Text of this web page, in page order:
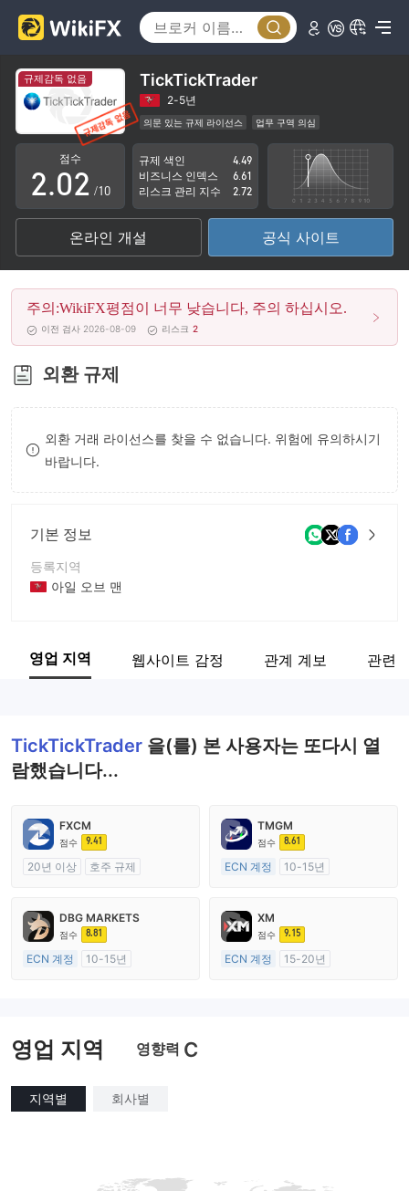
규제감독 없음 TickTickTrader
2-5년
의문 있는 규제 라이선스
업무 구역 의심
잠재적 위험성이 높음
점수
0
1
2
3
4
5
6
7
8
9
.0
1
2
3
4
5
6
7
8
0
1
2
3
4
5
6
7
8
9
/10
규제 색인
4.49
비즈니스 인덱스
6.61
리스크 관리 지수
2.72
온라인 개설 공식 사이트
주의:WikiFX평점이 너무 낮습니다, 주의 하십시오.
이전 검사 2026-08-09 리스크 2
외환 규제
외환 거래 라이선스를 찾을 수 없습니다. 위험에 유의하시기
바랍니다.
기본 정보
등록지역
아일 오브 맨
회사 전체 이름
영업 지역 웹사이트 감정 관계 계보 관련
TickTickTrader 을(를) 본 사용자는 또다시 열
람했습니다...
FXCM
점수 9.41
20년 이상
호주 규제
마스터 레이블 MT4
TMGM
점수 8.61
ECN 계정
10-15년
외환 거래 라이선스 (MM)
마스터 레이블 MT4
DBG MARKETS
점수 8.81
ECN 계정
10-15년
XM
점수 9.15
ECN 계정
15-20년
영업 지역 영향력 C
지역별 회사별